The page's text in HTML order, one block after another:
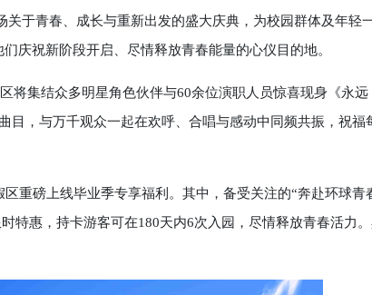
于青春、成长与重新出发的盛大庆典，为校园群体及年轻
庆祝新阶段开启、尽情释放青春能量的心仪目的地。
集结众多明星角色伙伴与60余位演职人员惊喜现身《永远
目，与万千观众一起在欢呼、合唱与感动中同频共振，祝福
磅上线毕业季专享福利。其中，备受关注的“奔赴环球青
特惠，持卡游客可在180天内6次入园，尽情释放青春活力